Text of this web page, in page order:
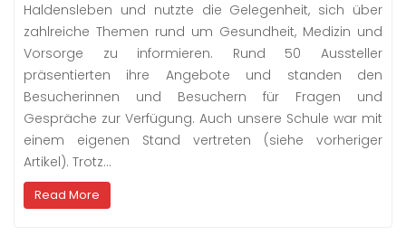
Haldensleben und nutzte die Gelegenheit, sich über
zahlreiche Themen rund um Gesundheit, Medizin und
Vorsorge zu informieren. Rund 50 Aussteller
präsentierten ihre Angebote und standen den
Besucherinnen und Besuchern für Fragen und
Gespräche zur Verfügung. Auch unsere Schule war mit
einem eigenen Stand vertreten (siehe vorheriger
Artikel). Trotz…
Read More